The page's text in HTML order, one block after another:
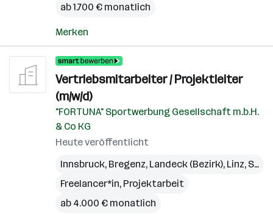
ab 1.700 € monatlich
Merken
Vertriebsmitarbeiter / Projektleiter
(m/w/d)
"FORTUNA" Sportwerbung Gesellschaft m.b.H.
& Co KG
Heute veröffentlicht
Innsbruck, Bregenz, Landeck (Bezirk), Linz, St. Pölten
Freelancer*in, Projektarbeit
ab 4.000 € monatlich